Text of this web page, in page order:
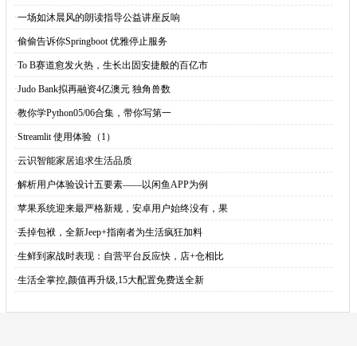
·一场如沐晨风的朗读指导公益讲座反响
·偷偷告诉你Springboot 优雅停止服务
·To B赛道愈发火热，生长出固安捷般的百亿市
·Judo Bank拟再融资4亿澳元 独角兽数
·教你学Python05/06合集，带你写第一
·Streamlit 使用体验（1）
·云识智能家居追求生活品质
·解析用户体验设计五要素——以闲鱼APP为例
·苹果系统迎来最严格新规，安卓用户始终没有，果
·丢掉包袱，全新Jeep+指南者为生活疯狂加料
·生鲜到家战时表现：自营平台反应快，店+仓相比
·生活全掌控,颜值再升级,15大配置免费送全新